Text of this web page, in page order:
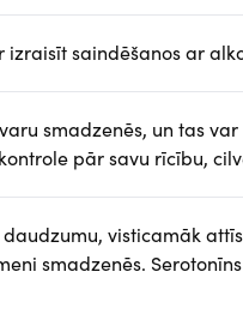
saindēšanos ar
smadzenēs, un tas
pār savu rīcību,
visticamāk
smadzenēs.